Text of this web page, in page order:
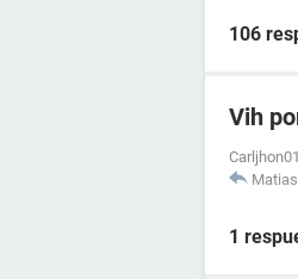
106
Vih
Carljhon01
1